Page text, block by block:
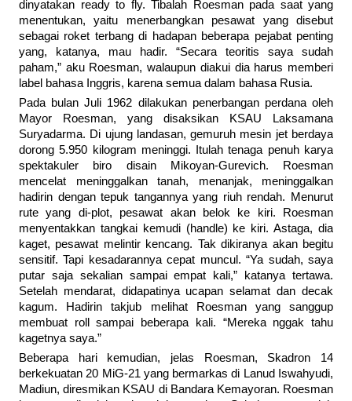
dinyatakan ready to fly. Tibalah Roesman pada saat yang
menentukan, yaitu menerbangkan pesawat yang disebut
sebagai roket terbang di hadapan beberapa pejabat penting
yang, katanya, mau hadir. “Secara teoritis saya sudah
paham,” aku Roesman, walaupun diakui dia harus memberi
label bahasa Inggris, karena semua dalam bahasa Rusia.
Pada bulan Juli 1962 dilakukan penerbangan perdana oleh
Mayor Roesman, yang disaksikan KSAU Laksamana
Suryadarma. Di ujung landasan, gemuruh mesin jet berdaya
dorong 5.950 kilogram meninggi. Itulah tenaga penuh karya
spektakuler biro disain Mikoyan-Gurevich. Roesman
mencelat meninggalkan tanah, menanjak, meninggalkan
hadirin dengan tepuk tangannya yang riuh rendah. Menurut
rute yang di-plot, pesawat akan belok ke kiri. Roesman
menyentakkan tangkai kemudi (handle) ke kiri. Astaga, dia
kaget, pesawat melintir kencang. Tak dikiranya akan begitu
sensitif. Tapi kesadarannya cepat muncul. “Ya sudah, saya
putar saja sekalian sampai empat kali,” katanya tertawa.
Setelah mendarat, didapatinya ucapan selamat dan decak
kagum. Hadirin takjub melihat Roesman yang sanggup
membuat roll sampai beberapa kali. “Mereka nggak tahu
kagetnya saya.”
Beberapa hari kemudian, jelas Roesman, Skadron 14
berkekuatan 20 MiG-21 yang bermarkas di Lanud Iswahyudi,
Madiun, diresmikan KSAU di Bandara Kemayoran. Roesman